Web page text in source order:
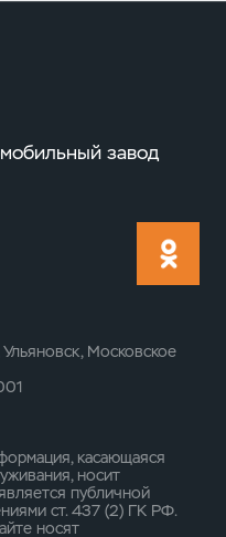
завод
Московское
касающаяся
носит
публичной
ст. 437 (2) ГК РФ.
носят